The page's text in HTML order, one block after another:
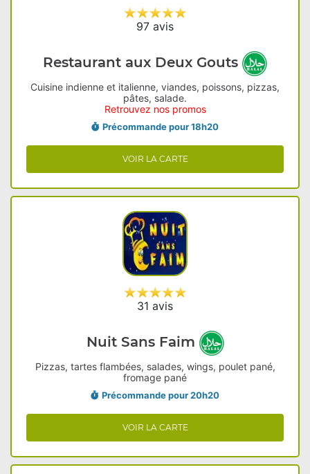
97 avis
Restaurant aux Deux Gouts
Cuisine indienne et italienne, viandes, poissons, pizzas,
pâtes, salade.
Retrouvez nos promos
Précommande pour 18h20
VOIR LA CARTE
31 avis
Nuit Sans Faim
Pizzas, tartes flambées, salades, wings, poulet pané,
fromage pané
Précommande pour 20h20
VOIR LA CARTE